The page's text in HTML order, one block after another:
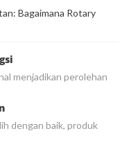
Bagaimana Rotary
menjadikan perolehan
dengan baik, produk